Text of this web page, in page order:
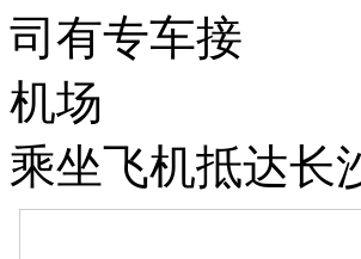
司有专车接
机场
乘坐飞机抵达长